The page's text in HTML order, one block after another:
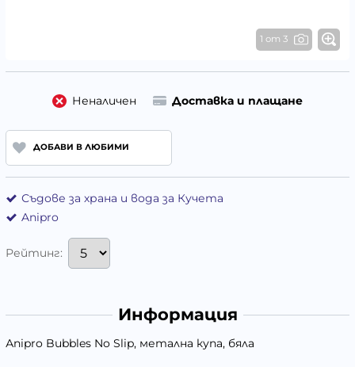
1 от 3
Неналичен Доставка и плащане
ДОБАВИ В ЛЮБИМИ
Съдове за храна и вода за Кучета
Anipro
Рейтинг:
Информация
Аnipro Bubbles No Slip, метална купа, бяла